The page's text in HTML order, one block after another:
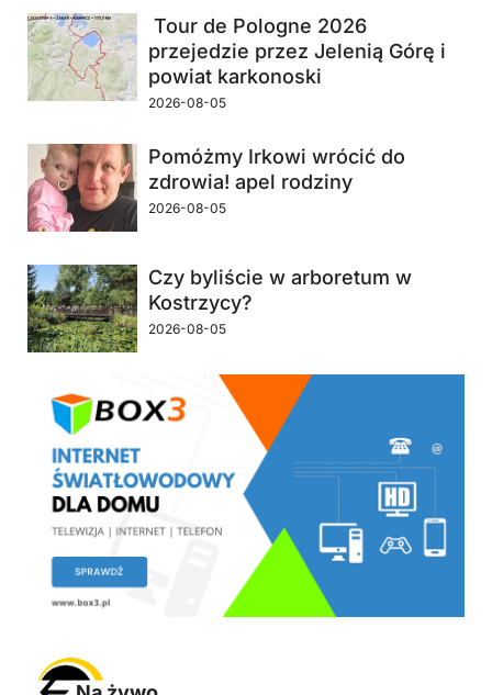
Tour de Pologne 2026
przejedzie przez Jelenią Górę i
powiat karkonoski
2026-08-05
Pomóżmy Irkowi wrócić do
zdrowia! apel rodziny
2026-08-05
Czy byliście w arboretum w
Kostrzycy?
2026-08-05